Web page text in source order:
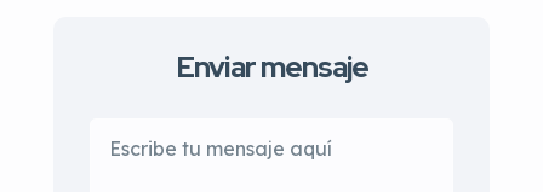
Enviar mensaje